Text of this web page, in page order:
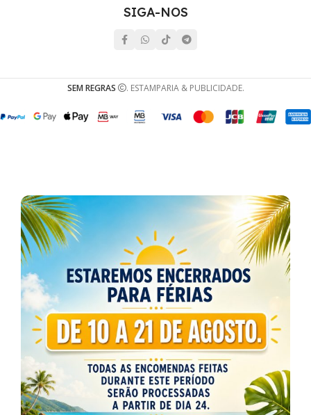
SIGA-NOS
SEM REGRAS . ESTAMPARIA & PUBLICIDADE.